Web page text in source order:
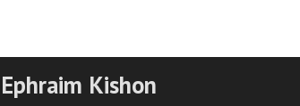
Ephraim Kishon